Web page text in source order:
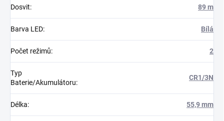
Dosvit: 89 m
Barva LED: Bílá
Počet režimů: 2
Typ
Baterie/Akumulátoru:
CR1/3N
Délka: 55,9 mm